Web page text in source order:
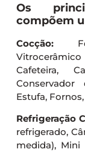
Os
compõem
Cocção:
Cafeteira,
Estufa,
Refrigeração
refrigerado,
medida), Mini